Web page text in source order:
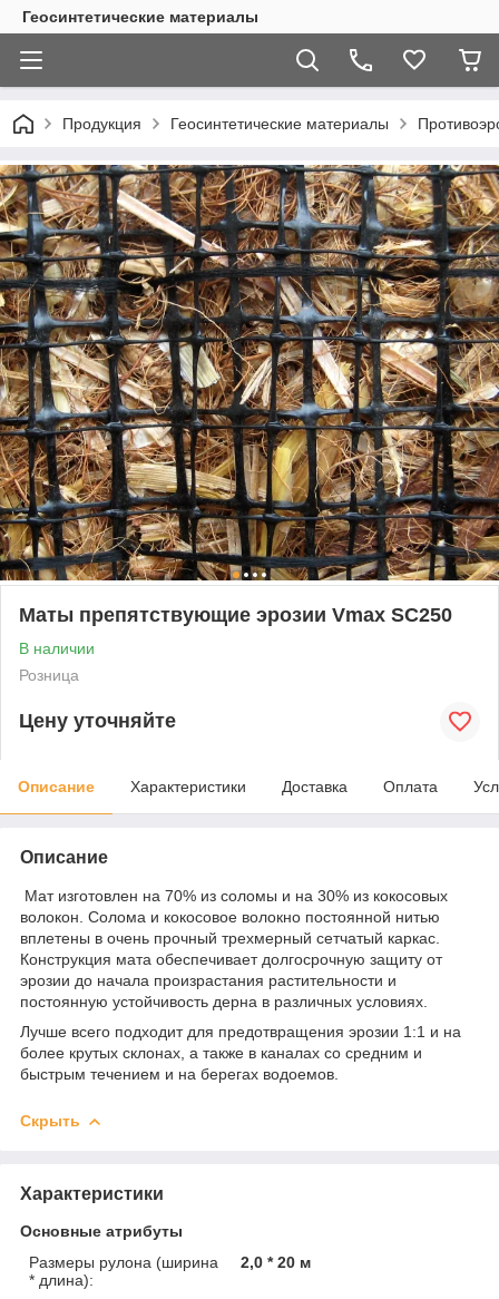
Геосинтетические материалы
Продукция Геосинтетические материалы
Маты препятствующие эрозии Vmax SC250
В наличии
Розница
Цену уточняйте
Описание Характеристики Доставка Оплата
Описание
Мат изготовлен на 70% из соломы и на 30% из кокосовых
волокон. Солома и кокосовое волокно постоянной нитью
вплетены в очень прочный трехмерный сетчатый каркас.
Конструкция мата обеспечивает долгосрочную защиту от
эрозии до начала произрастания растительности и
постоянную устойчивость дерна в различных условиях.
Лучше всего подходит для предотвращения эрозии 1:1 и на
более крутых склонах, а также в каналах со средним и
быстрым течением и на берегах водоемов.
Скрыть
Характеристики
Основные атрибуты
Размеры рулона (ширина
* длина):
2,0 * 20 м